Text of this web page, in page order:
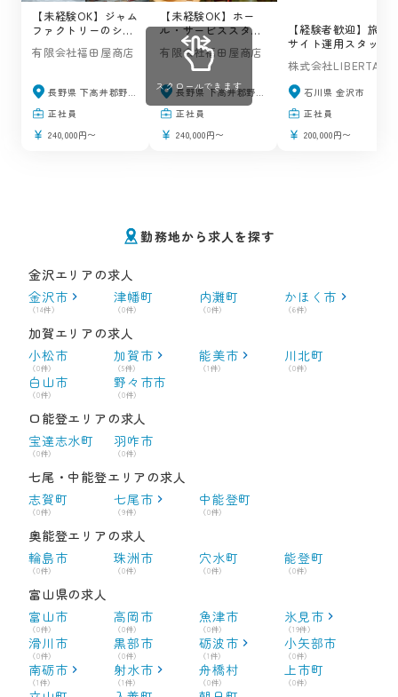
【未経験OK】ジャム
ファクトリーのショ
ップ＆カフェの求人
/ ハウスサンアント
有限会社福田屋商店
正社員
240,000円〜
【未経験OK】ホー
ル・サービススタッ
フの求人 / ハウスサ
ンアントン（野沢温
泉村）
有限会社福田屋商店
正社員
240,000円〜
【経験者歓迎】旅行
サイト運用スタッフ
LIBERTA（金沢市）
株式会社LIBERTA
石川県 金沢市
正社員
200,000円〜
スクロールできます
勤務地から求人を探す
金沢エリアの求人
金沢市
（14件）
津幡町
（0件）
内灘町
（0件）
かほく市
（6件）
加賀エリアの求人
小松市
（0件）
加賀市
（5件）
能美市
（1件）
川北町
（0件）
白山市
（0件）
野々市市
（0件）
口能登エリアの求人
宝達志水町
（0件）
羽咋市
（0件）
七尾・中能登エリアの求人
志賀町
（0件）
七尾市
（9件）
中能登町
（0件）
奥能登エリアの求人
輪島市
（0件）
珠洲市
（0件）
穴水町
（0件）
能登町
（0件）
富山県の求人
富山市
（0件）
高岡市
（0件）
魚津市
（0件）
氷見市
（19件）
滑川市
（0件）
黒部市
（0件）
砺波市
（1件）
小矢部市
（0件）
南砺市
（1件）
射水市
（1件）
舟橋村
（0件）
上市町
（0件）